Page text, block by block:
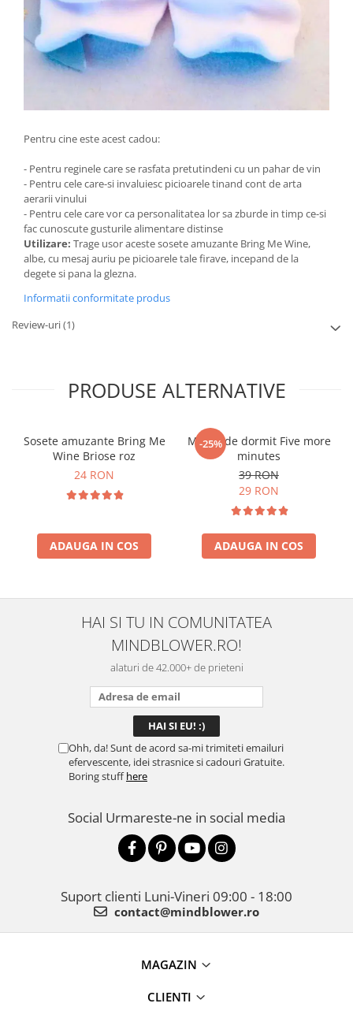
Pentru cine este acest cadou:
- Pentru reginele care se rasfata pretutindeni cu un pahar de vin
- Pentru cele care-si invaluiesc picioarele tinand cont de arta
aerarii vinului
- Pentru cele care vor ca personalitatea lor sa zburde in timp ce-si
fac cunoscute gusturile alimentare distinse
Utilizare: Trage usor aceste sosete amuzante Bring Me Wine,
albe, cu mesaj auriu pe picioarele tale firave, incepand de la
degete si pana la glezna.
Informatii conformitate produs
Review-uri(1)
PRODUSE ALTERNATIVE
Sosete amuzante Bring Me
Wine Briose roz
24 RON
ADAUGA IN COS
-25%
Masca de dormit Five more
minutes
39 RON
29 RON
ADAUGA IN COS
HAI SI TU IN COMUNITATEA
MINDBLOWER.RO!
alaturi de 42.000+ de prieteni
Ohh, da! Sunt de acord sa-mi trimiteti emailuri
efervescente, idei strasnice si cadouri Gratuite.
Boring stuffhere
Social Urmareste-ne in social media
Suport clienti Luni-Vineri 09:00 - 18:00
contact@mindblower.ro
MAGAZIN
CLIENTI